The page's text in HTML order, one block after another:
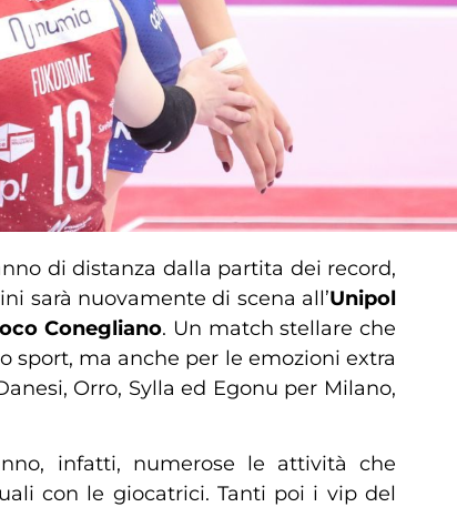
di distanza dalla partita dei record,
sarà nuovamente di scena all’Unipol
Conegliano. Un match stellare che
sport, ma anche per le emozioni extra
Orro, Sylla ed Egonu per Milano,
infatti, numerose le attività che
con le giocatrici. Tanti poi i vip del